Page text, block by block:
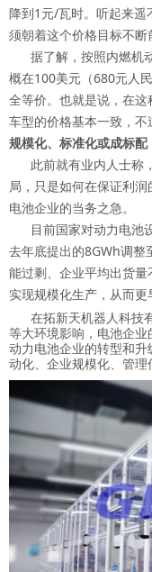
降到1元/瓦时。听起来遥
须朝着这个价格目标不断
据了解，按照内燃机
概在100美元（680元人
全等价。也就是说，在
车型的价格基本一致，不
规模化、标准化或成标配
此前就有业内人士称
局，只是如何在保证利
电池企业的当务之急。
目前国家对动力电池
去年底提出的8GWh调整
能过剩、企业平均出货
实现规模化生产，从而更
在拓新天机器人科技
等大环境影响，电池企
动力电池企业的转型和
动化、企业规模化、管理